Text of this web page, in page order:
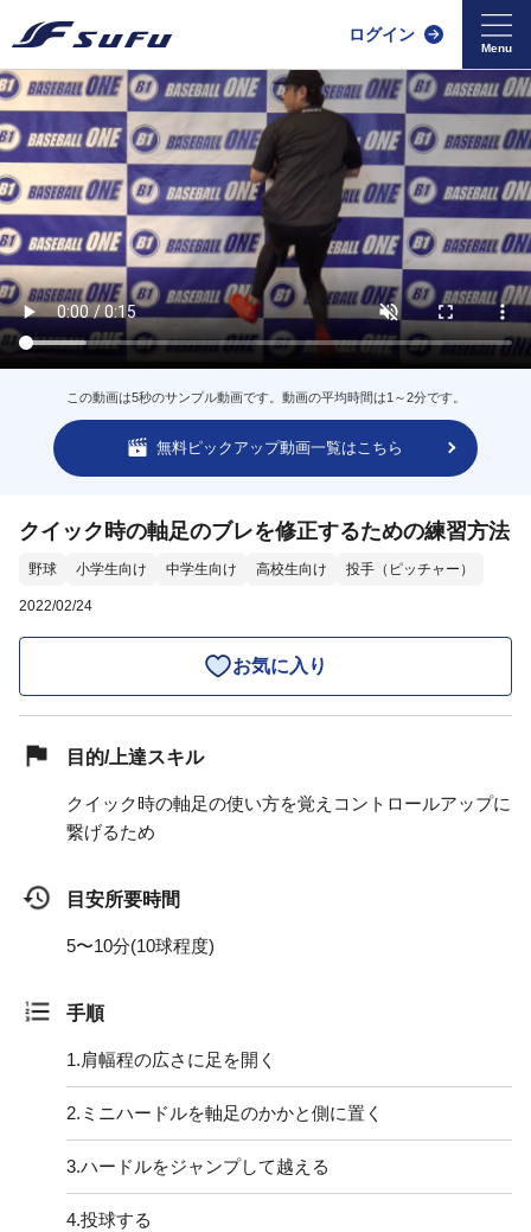
ログイン
この動画は5秒のサンプル動画です。動画の平均時間は1～2分です。
無料ピックアップ動画一覧はこちら
クイック時の軸足のブレを修正するための練習方法
野球 小学生向け 中学生向け 高校生向け 投手（ピッチャー）
2022/02/24
お気に入り
目的/上達スキル
クイック時の軸足の使い方を覚えコントロールアップに
繋げるため
目安所要時間
5〜10分(10球程度)
手順
1.肩幅程の広さに足を開く
2. ミニハードルを軸足のかかと側に置く
3.ハードルをジャンプして越える
4.投球する